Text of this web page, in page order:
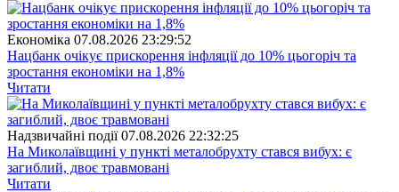
Економіка 07.08.2026 23:29:52
Нацбанк очікує прискорення інфляції до 10% цьогоріч та
зростання економіки на 1,8%
Читати
Надзвичайні події 07.08.2026 22:32:25
На Миколаївщині у пункті металобрухту стався вибух: є
загиблий, двоє травмовані
Читати